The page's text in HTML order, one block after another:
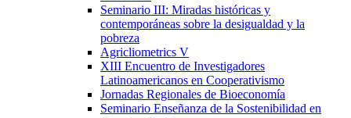
Seminario III: Miradas históricas y
contemporáneas sobre la desigualdad y la
pobreza
Agricliometrics V
XIII Encuentro de Investigadores
Latinoamericanos en Cooperativismo
Jornadas Regionales de Bioeconomía
Seminario Enseñanza de la Sostenibilidad en